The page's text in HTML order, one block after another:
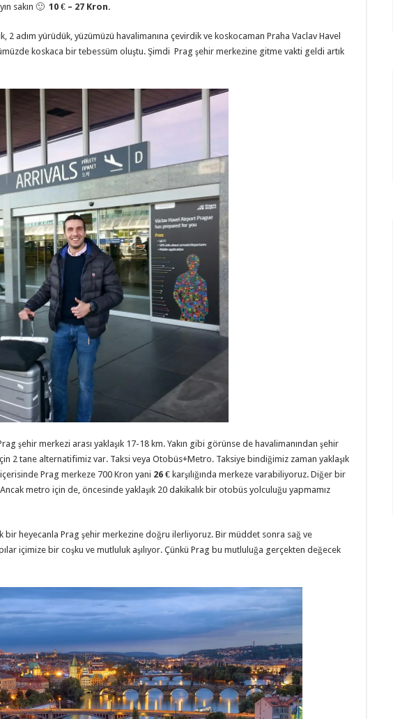
sakın 🙂 10 € – 27 Kron.
2 adım yürüdük, yüzümüzü havalimanına çevirdik ve koskocaman Praha Vaclav Havel
koskaca bir tebessüm oluştu. Şimdi Prag şehir merkezine gitme vakti geldi artık
şehir merkezi arası yaklaşık 17-18 km. Yakın gibi görünse de havalimanından şehir
2 tane alternatifimiz var. Taksi veya Otobüs+Metro. Taksiye bindiğimiz zaman yaklaşık
Prag merkeze 700 Kron yani 26 € karşılığında merkeze varabiliyoruz. Diğer bir
metro için de, öncesinde yaklaşık 20 dakikalık bir otobüs yolculuğu yapmamız
bir heyecanla Prag şehir merkezine doğru ilerliyoruz. Bir müddet sonra sağ ve
içimize bir coşku ve mutluluk aşılıyor. Çünkü Prag bu mutluluğa gerçekten değecek